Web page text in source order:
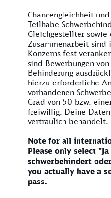
Chancengleichheit
Teilhabe
Gleichgestellter sowie
Zusammenarbeit sind
Konzerns fest
sind Bewerbungen
Behinderung
hierzu erforderliche
vorhandenen
Grad von 50 bzw.
freiwillig. Deine
vertraulich behandelt.
Note for all
Please only select
schwerbehindert
you actually have a
pass.